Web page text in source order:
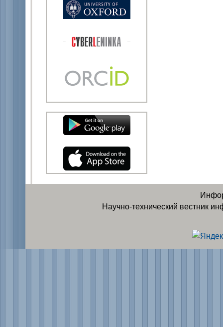
Научно-технический вестник